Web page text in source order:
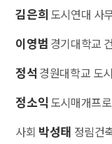
김은희 도시연대 사
이영범 경기대학교
정석 경원대학교 도
정소익 도시매개프
사회 박성태 정림건